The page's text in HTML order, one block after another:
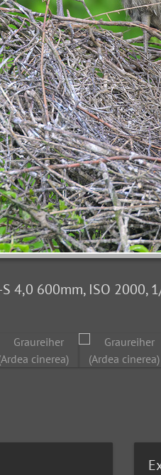
4,0 600mm, ISO 2000,